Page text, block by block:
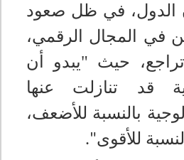
الدول، في ظل صعود
في المجال الرقمي،
حيث "يبدو أن
قد تنازلت عنها
بالنسبة للأضعف،
للأقوى."